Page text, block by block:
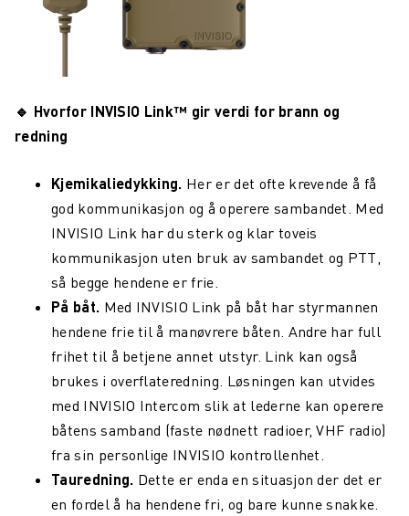
🔹 Hvorfor INVISIO Link™ gir verdi for brann og
redning
Kjemikaliedykking. Her er det ofte krevende å få
god kommunikasjon og å operere sambandet. Med
INVISIO Link har du sterk og klar toveis
kommunikasjon uten bruk av sambandet og PTT,
så begge hendene er frie.
På båt. Med INVISIO Link på båt har styrmannen
hendene frie til å manøvrere båten. Andre har full
frihet til å betjene annet utstyr. Link kan også
brukes i overflateredning. Løsningen kan utvides
med INVISIO Intercom slik at lederne kan operere
båtens samband (faste nødnett radioer, VHF radio)
fra sin personlige INVISIO kontrollenhet.
Tauredning. Dette er enda en situasjon der det er
en fordel å ha hendene fri, og bare kunne snakke.